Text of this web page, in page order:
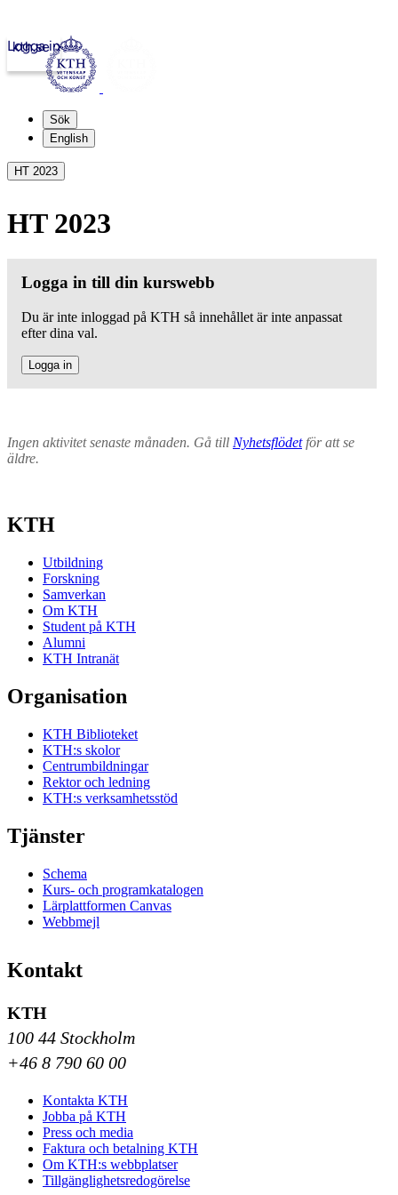
kth.se
Logga in
Sök
English
HT 2023
HT 2023
Logga in till din kurswebb
Du är inte inloggad på KTH så innehållet är inte anpassat
efter dina val.
Logga in
Ingen aktivitet senaste månaden. Gå till Nyhetsflödetför att se
äldre.
KTH
Utbildning
Forskning
Samverkan
Om KTH
Student på KTH
Alumni
KTH Intranät
Organisation
KTH Biblioteket
KTH:s skolor
Centrumbildningar
Rektor och ledning
KTH:s verksamhetsstöd
Tjänster
Schema
Kurs- och programkatalogen
Lärplattformen Canvas
Webbmejl
Kontakt
KTH
100 44 Stockholm
+46 8 790 60 00
Kontakta KTH
Jobba på KTH
Press och media
Faktura och betalning KTH
Om KTH:s webbplatser
Tillgänglighetsredogörelse